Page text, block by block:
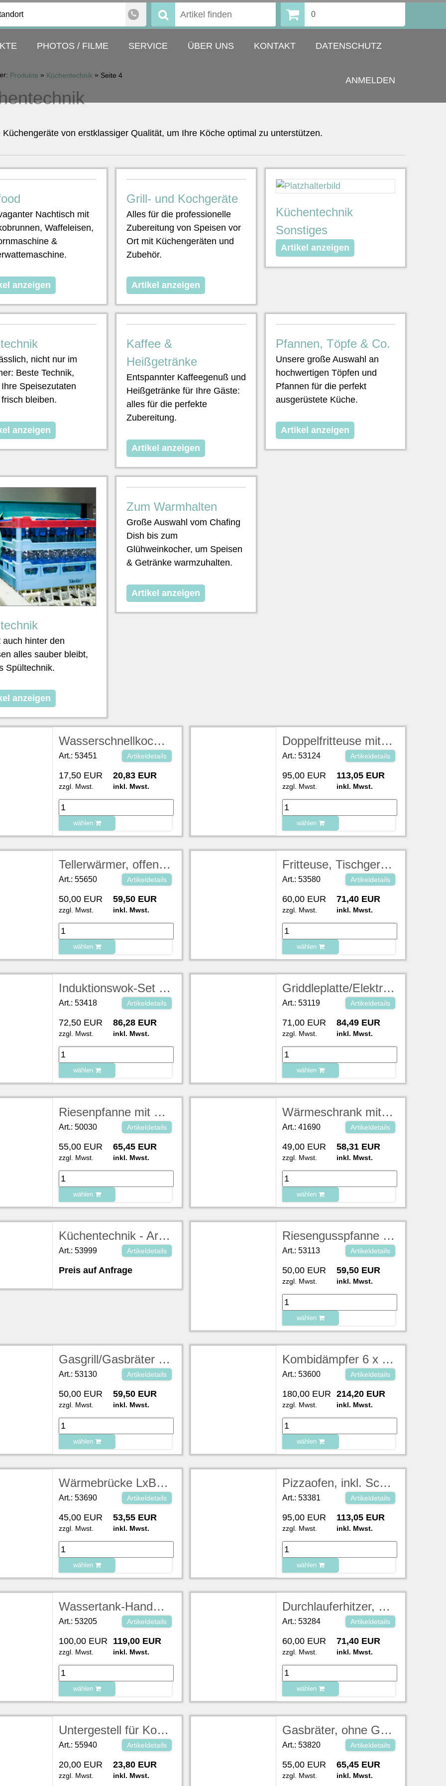
Suchen 0
PHOTOS / FILME SERVICE ÜBER UNS KONTAKT DATENSCHUTZ
ANMELDEN
Produkte » Küchentechnik » Seite 4
Küchengeräte von erstklassiger Qualität, um Ihre Köche optimal zu unterstützen.
Nachtisch mit
Waffeleisen,
&
anzeigen
Grill- und Kochgeräte
Alles für die professionelle
Zubereitung von Speisen vor
Ort mit Küchengeräten und
Zubehör.
Artikel anzeigen
Küchentechnik
Sonstiges
Artikel anzeigen
nicht nur im
Beste Technik,
Speisezutaten
bleiben.
anzeigen
Kaffee &
Heißgetränke
Entspannter Kaffeegenuß und
Heißgetränke für Ihre Gäste:
alles für die perfekte
Zubereitung.
Artikel anzeigen
Pfannen, Töpfe & Co.
Unsere große Auswahl an
hochwertigen Töpfen und
Pfannen für die perfekt
ausgerüstete Küche.
Artikel anzeigen
auch hinter den
alles sauber bleibt,
Spültechnik.
anzeigen
Zum Warmhalten
Große Auswahl vom Chafing
Dish bis zum
Glühweinkocher, um Speisen
& Getränke warmzuhalten.
Artikel anzeigen
Wasserschnellkocher, schnurlos, Siemens 1,7 l Inhalt, 220 V, 2200 W
Art.: 53451 Artikeldetails
17,50 EUR 20,83 EUR
zzgl. Mwst. inkl. Mwst.
wählen
zu Warenkorb hinzugefügt.
Doppelfritteuse mit Untergestell 2x8 l, 400V/13,5kW/16A, L40xB40xH25 cm (Bei verschmutzter Rückgabe berechnen wir pro 15 min /10,00 €)
Art.: 53124 Artikeldetails
95,00 EUR 113,05 EUR
zzgl. Mwst. inkl. Mwst.
wählen
zu Warenkorb hinzugefügt.
Tellerwärmer, offen ab 28 cm rund, 230V/2,5kW, L84xB69xH91 cm (Bei verschmutzter Rückgabe berechnen wir pro 15 min /10,00 €)
Art.: 55650 Artikeldetails
50,00 EUR 59,50 EUR
zzgl. Mwst. inkl. Mwst.
wählen
zu Warenkorb hinzugefügt.
Fritteuse, Tischgerät 2 Becken, je ca. 8 l Öl mit Ablaßhahn, 220V
Art.: 53580 Artikeldetails
60,00 EUR 71,40 EUR
zzgl. Mwst. inkl. Mwst.
wählen
zu Warenkorb hinzugefügt.
Induktionswok-Set IW35PRO Ø 30cm incl. Pfanne m. Deckel 230 V, 3,5 kW, Wokpfanne incl. Deckel Edelstahl Ø 38 cm, Höhe incl. Deckel 23,5 cm
Art.: 53418 Artikeldetails
72,50 EUR 86,28 EUR
zzgl. Mwst. inkl. Mwst.
wählen
zu Warenkorb hinzugefügt.
Griddleplatte/Elektrogrill glatt, aus Gusseisen, Grillfläche 65x48cm, 400V/6kW/16A, L54xB66xH29 cm (Bei verschmutzter Rückgabe berechnen wir pro 15 min /10,00 €)
Art.: 53119 Artikeldetails
71,00 EUR 84,49 EUR
zzgl. Mwst. inkl. Mwst.
wählen
zu Warenkorb hinzugefügt.
Riesenpfanne mit Steg Ø 80 cm
Art.: 50030 Artikeldetails
55,00 EUR 65,45 EUR
zzgl. Mwst. inkl. Mwst.
wählen
zu Warenkorb hinzugefügt.
Wärmeschrank mit Zwischenboden, verstellbar, Fassungsvermögen 120-200 Teller LxBxH 51x75x85,5 cm, Thermostat 0-85 Grad C, 230V, 1,2KW
Art.: 41690 Artikeldetails
49,00 EUR 58,31 EUR
zzgl. Mwst. inkl. Mwst.
wählen
zu Warenkorb hinzugefügt.
Küchentechnik - Artikel auf Anfrage
Art.: 53999 Artikeldetails
Preis auf Anfrage
Riesengusspfanne 2-geteilt oder ungeteilt
Art.: 53113 Artikeldetails
50,00 EUR 59,50 EUR
zzgl. Mwst. inkl. Mwst.
wählen
zu Warenkorb hinzugefügt.
Gasgrill/Gasbräter mit Fettpfanne, Edelstahl BxTxH 65x55x27cm, 3-flammig, 12KW
Art.: 53130 Artikeldetails
50,00 EUR 59,50 EUR
zzgl. Mwst. inkl. Mwst.
wählen
zu Warenkorb hinzugefügt.
Kombidämpfer 6 x 1/1 inkl. Untergestell, 400V/11kW/16A, Wasseranschluss 3/4" GK / Ablauf HT50, L83xB90xH160 cm (Bei verschmutzter Rückgabe berechnen wir pro 15 min /10,00 €)
Art.: 53600 Artikeldetails
180,00 EUR 214,20 EUR
zzgl. Mwst. inkl. Mwst.
wählen
zu Warenkorb hinzugefügt.
Wärmebrücke LxBxH 137x30x30 cm, 230V,1,25 KW
Art.: 53690 Artikeldetails
45,00 EUR 53,55 EUR
zzgl. Mwst. inkl. Mwst.
wählen
zu Warenkorb hinzugefügt.
Pizzaofen, inkl. Schieber 2 Schübe, 3,3 KW, 400V, 32A
Art.: 53381 Artikeldetails
95,00 EUR 113,05 EUR
zzgl. Mwst. inkl. Mwst.
wählen
zu Warenkorb hinzugefügt.
Wassertank-Handwaschbecken mit Fußpumpe, Abmessungen: Höhe: 83 cm, Breite: 46 cm, Tiefe: 38 cm, Tiefe mit Fußpumpe (Standfläche): 51 cm
Art.: 53205 Artikeldetails
100,00 EUR 119,00 EUR
zzgl. Mwst. inkl. Mwst.
wählen
zu Warenkorb hinzugefügt.
Durchlauferhitzer, 8 l pro Minute 400V/27kW/32A, LxBxH 46x97x23 cm (Bei verschmutzter Rückgabe berechnen wir pro 15 min /10,00 €)
Art.: 53284 Artikeldetails
60,00 EUR 71,40 EUR
zzgl. Mwst. inkl. Mwst.
wählen
zu Warenkorb hinzugefügt.
Untergestell für Kombidämpfer L92xB67xH72 cm (Bei verschmutzter Rückgabe berechnen wir pro 15 min /10,00 €)
Art.: 55940 Artikeldetails
20,00 EUR 23,80 EUR
zzgl. Mwst. inkl. Mwst.
Gasbräter, ohne Gas LxB 60x50 cm
Art.: 53820 Artikeldetails
55,00 EUR 65,45 EUR
zzgl. Mwst. inkl. Mwst.